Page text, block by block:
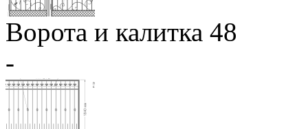
Ворота и калитка 48
-